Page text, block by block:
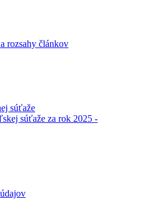
rozsahy článkov
súťaže
súťaže za rok 2025 -